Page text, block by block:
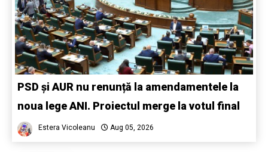
PSD și AUR nu renunță la amendamentele la
noua lege ANI. Proiectul merge la votul final
Estera Vicoleanu Aug 05, 2026